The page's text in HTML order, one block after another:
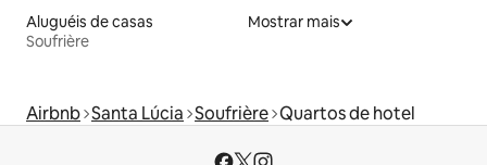
Aluguéis de casas
Soufrière
Mostrar mais
Airbnb Santa Lúcia Soufrière Quartos de hotel